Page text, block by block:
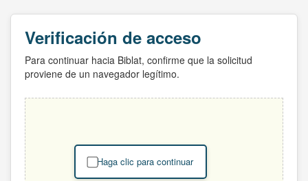
Verificación de acceso
Para continuar hacia Biblat, confirme que la solicitud
proviene de un navegador legítimo.
Haga clic para continuar